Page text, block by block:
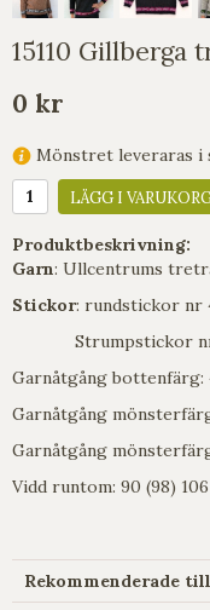
15110 Gillberga
0 kr
Mönstret leveraras i
LÄGG I
Produktbeskrivning:
Garn: Ullcentrums
Stickor: rundstickor nr
Strumpstickor
Garnåtgång bottenfärg:
Garnåtgång
Garnåtgång
Vidd runtom: 90 (98) 106
Rekommenderade